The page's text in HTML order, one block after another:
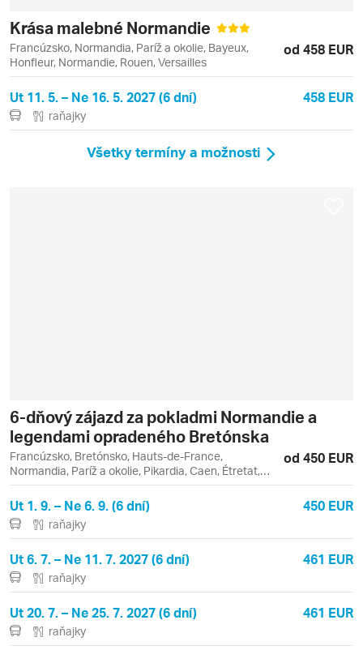
Krása malebné Normandie
Francúzsko, Normandia, Paríž a okolie, Bayeux,
Honfleur, Normandie, Rouen, Versailles
od 458 EUR
Ut 11. 5. – Ne 16. 5. 2027 (6 dní) 458 EUR
raňajky
Všetky termíny a možnosti
6-dňový zájazd za pokladmi Normandie a
legendami opradeného Bretónska
Francúzsko, Bretónsko, Hauts-de-France,
Normandia, Paríž a okolie, Pikardia, Caen, Étretat,
Honfleur, Chantilly, Louvre, Paríž, Rennes, Rouen,
Versailles
od 450 EUR
Ut 1. 9. – Ne 6. 9. (6 dní) 450 EUR
raňajky
Ut 6. 7. – Ne 11. 7. 2027 (6 dní) 461 EUR
raňajky
Ut 20. 7. – Ne 25. 7. 2027 (6 dní) 461 EUR
raňajky